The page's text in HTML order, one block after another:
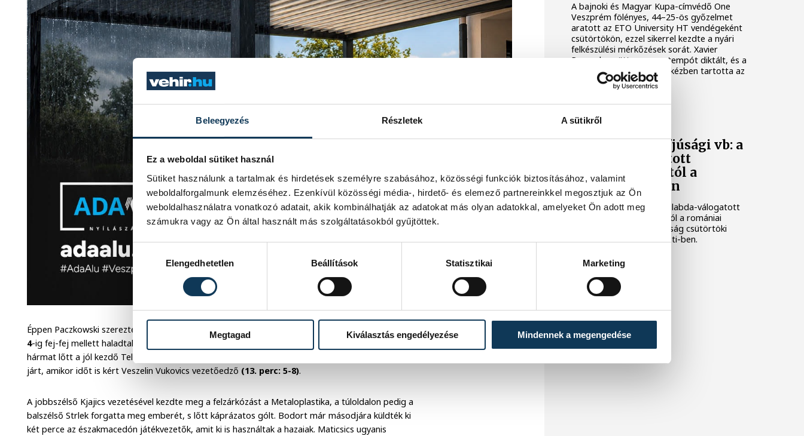
Beleegyezés Részletek A sütikről
Ez a weboldal sütiket használ
Sütiket használunk a tartalmak és hirdetések személyre szabásához, közösségi funkciók biztosításához, valamint
weboldalforgalmunk elemzéséhez. Ezenkívül közösségi média-, hirdető- és elemező partnereinkkel megosztjuk az Ön
weboldalhasználatra vonatkozó adatait, akik kombinálhatják az adatokat más olyan adatokkal, amelyeket Ön adott meg
számukra vagy az Ön által használt más szolgáltatásokból gyűjtöttek.
Elengedhetetlen
Beállítások Statisztikai Marketing
Megtagad Kiválasztás engedélyezése Mindennek a megengedése
Éppen Paczkowski szerezte a mieink első két gólját, de mindkettőre érkezett válasz a hazaiaktól.
4-
4-ig fej-fej mellett haladtak a felek, aztán Hornyák, Paczkowski és Melnyicsuk révén zsinórban
hármat lőtt a jól kezdő Telekom. A szerbeknél Dukics három, Paczkowski pedig már négy találatnál
járt, amikor időt is kért Veszelin Vukovics vezetőedző (13. perc: 5-8).
A jobbszélső Kjajics vezetésével kezdte meg a felzárkózást a Metaloplastika, a túloldalon pedig a
balszélső Strlek forgatta meg emberét, s lőtt káprázatos gólt. Bodort már másodjára küldték ki
két perce az északmacedón játékvezetők, amit ki is használtak a hazaiak. Maticsics ugyanis
A bajnoki és Magyar Kupa-címvédő One
Veszprém fölényes, 44–25-ös győzelmet
aratott az ETO University HT vendégeként
csütörtökön, ezzel sikerrel kezdte a nyári
felkészülési mérkőzések sorát. Xavier
Pascual együttese nagy tempót diktált, és a
találkozó nagy részében kézben tartotta az
eseményeket.
Női kézilabda ifjúsági vb: a
magyar válogatott
kikapott Dániától a
negyeddöntőben
A magyar női ifjúsági kézilabda-válogatott
24-20-ra kikapott Dániától a romániai
korosztályos világbajnokság csütörtöki
negyeddöntőjében, Pitesti-ben.